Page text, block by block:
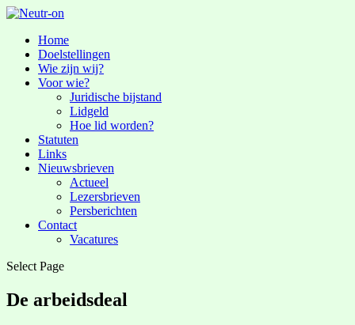
Home
Doelstellingen
Wie zijn wij?
Voor wie?
Juridische bijstand
Lidgeld
Hoe lid worden?
Statuten
Links
Nieuwsbrieven
Actueel
Lezersbrieven
Persberichten
Contact
Vacatures
Select Page
De arbeidsdeal